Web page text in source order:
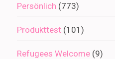
Persönlich (773)
Produkttest (101)
Refugees Welcome (9)